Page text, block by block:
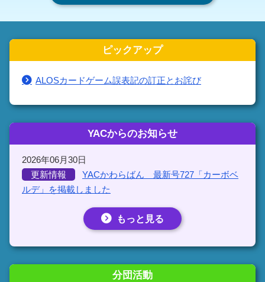
ピックアップ
ALOSカードゲーム誤表記の訂正とお詫び
YACからのお知らせ
2026年06月30日
更新情報
YACかわらばん 最新号727「カーボベ
ルデ」を掲載しました
もっと見る
分団活動